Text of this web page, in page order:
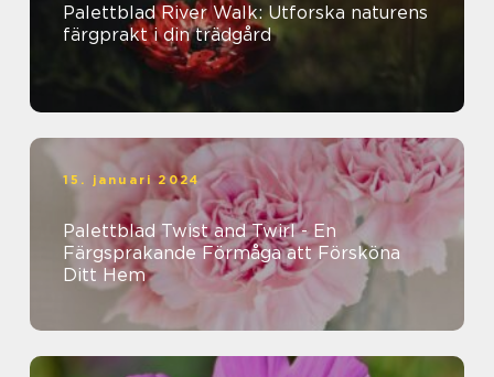
Palettblad River Walk: Utforska naturens
färgprakt i din trädgård
15. januari 2024
Palettblad Twist and Twirl - En
Färgsprakande Förmåga att Försköna
Ditt Hem